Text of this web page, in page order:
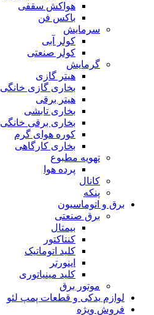
هواکش سقفی
باکس فن
سرمایش
کولر آبی
کولر صنعتی
گرمایش
هیتر گازی
بخاری گازی خانگی
هیتر برقی
بخاری تابشی
بخاری برقی خانگی
کوره هوای گرم
بخاری کارگاهی
تهویه مطبوع
پرده هوا
کانال
پنکه
برق و اتوماسیون
برق صنعتی
بیمتال
کنتاکتور
کلید اتوماتیک
اینورتر
کلید مینیاتوری
موتور برق
لوازم یدکی و قطعات پمپ لئو
فروش ویژه